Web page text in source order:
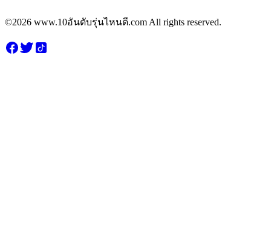
©2026 www.10อันดับรุ่นไหนดี.com All rights reserved.